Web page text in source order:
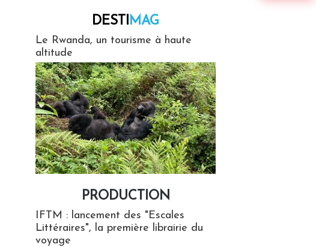
DESTIMAG
Le Rwanda, un tourisme à haute
altitude
PRODUCTION
IFTM : lancement des "Escales
Littéraires", la première librairie du
voyage